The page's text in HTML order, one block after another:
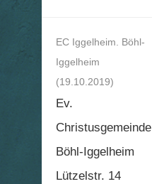
EC Iggelheim. Böhl-
Iggelheim
(19.10.2019)
Ev.
Christusgemeinde
Böhl-Iggelheim
Lützelstr. 14